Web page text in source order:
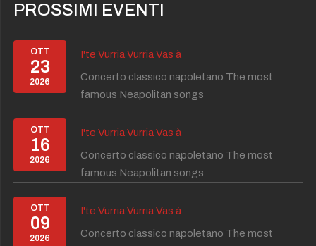
PROSSIMI EVENTI
OTT
23
2026
I'te Vurria Vurria Vas à
Concerto classico napoletano The most
famous Neapolitan songs
OTT
16
2026
I'te Vurria Vurria Vas à
Concerto classico napoletano The most
famous Neapolitan songs
OTT
09
2026
I'te Vurria Vurria Vas à
Concerto classico napoletano The most